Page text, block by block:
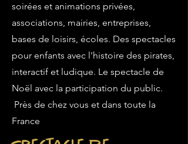
soirées et animations privées,
associations, mairies, entreprises,
bases de loisirs, écoles. Des spectacles
pour enfants avec l'histoire des pirates,
interactif et ludique. Le spectacle de
Noël avec la participation du public.
Près de chez vous et dans toute la
France